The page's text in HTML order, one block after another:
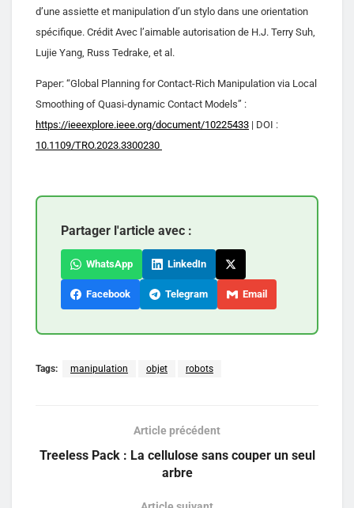
d’une assiette et manipulation d’un stylo dans une orientation
spécifique. Crédit Avec l’aimable autorisation de H.J. Terry Suh,
Lujie Yang, Russ Tedrake, et al.
Paper: “Global Planning for Contact-Rich Manipulation via Local
Smoothing of Quasi-dynamic Contact Models” :
https://ieeexplore.ieee.org/document/10225433 | DOI :
10.1109/TRO.2023.3300230
Partager l'article avec :
WhatsApp LinkedIn
Facebook Telegram Email
Tags: manipulation objet robots
Article précédent
Treeless Pack : La cellulose sans couper un seul
arbre